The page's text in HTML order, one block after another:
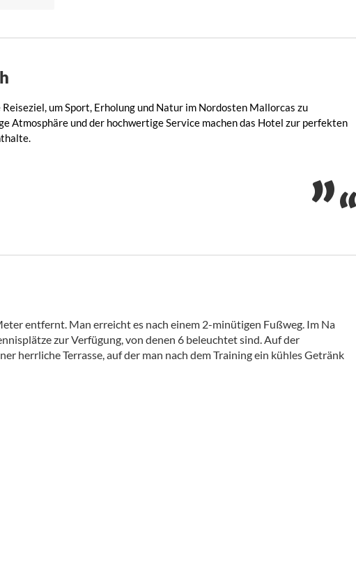
Reiseziel, um Sport, Erholung und Natur im Nordosten Mallorcas zu
Atmosphäre und der hochwertige Service machen das Hotel zur perfekten
entfernt. Man erreicht es nach einem 2-minütigen Fußweg. Im Na
zur Verfügung, von denen 6 beleuchtet sind. Auf der
herrliche Terrasse, auf der man nach dem Training ein kühles Getränk